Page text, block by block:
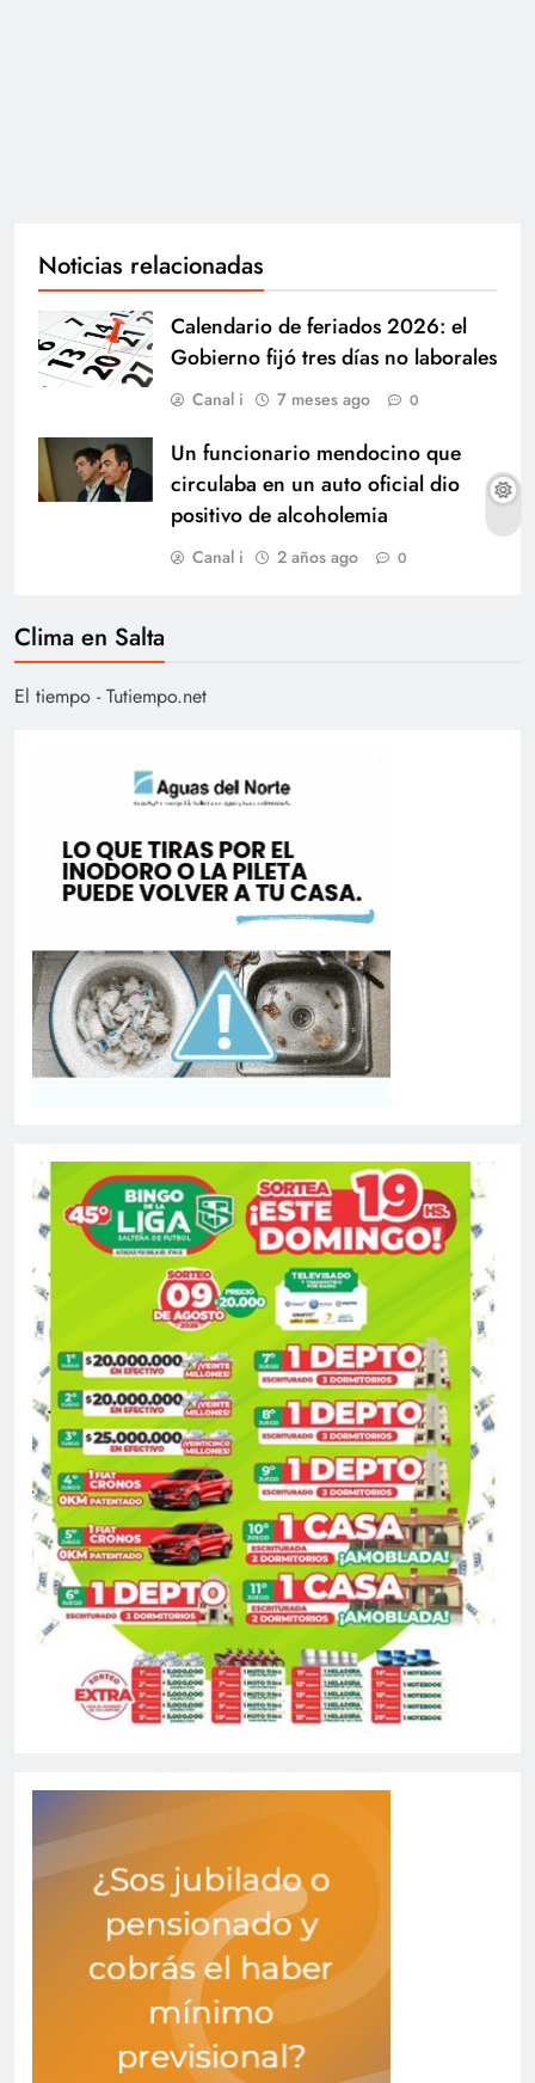
Noticias relacionadas
Calendario de feriados 2026: el
Gobierno fijó tres días no laborales
Canal i 7 meses ago 0
Un funcionario mendocino que
circulaba en un auto oficial dio
positivo de alcoholemia
Canal i 2 años ago 0
Clima en Salta
El tiempo - Tutiempo.net